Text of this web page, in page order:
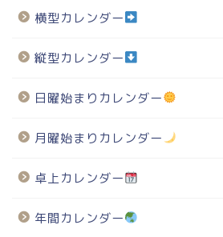
横型カレンダー
縦型カレンダー
日曜始まりカレンダー
月曜始まりカレンダー
卓上カレンダー
年間カレンダー